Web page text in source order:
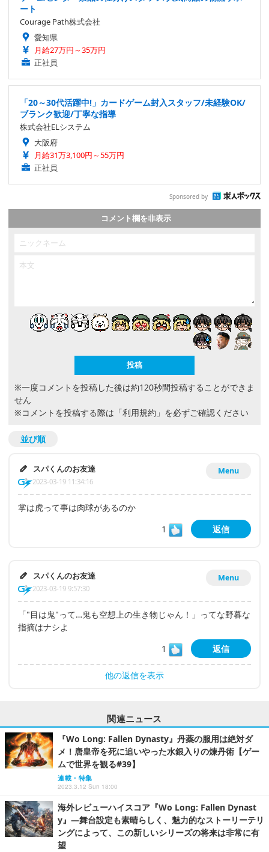
ート
Courage Path株式会社
愛知県
月給27万円～35万円
正社員
「20～30代活躍中!」カードゲーム封入スタッフ/未経験OK/
ブランク歓迎/丁寧な指導
株式会社ELシステム
大阪府
月給31万3,100円～55万円
正社員
Sponsored by
コメント欄を非表示
※一度コメントを投稿した後は約120秒間投稿することができま
せん
※コメントを投稿する際は 「利用規約」 を必ずご確認ください
並び順
Menu
スパくんのお友達
2023-03-19 11:34:16
掌は虎って事は肉球があるのか
1
返信
Menu
スパくんのお友達
2023-03-19 9:57:30
「"目は鬼"って…鬼も空想上の生き物じゃん！」ってな野暮な
指摘はナシよ
1
返信
他の返信を表示
関連ニュース
『Wo Long: Fallen Dynasty』丹薬の服用は絶対ダ
メ！唐皇帝を死に追いやった水銀入りの煉丹術【ゲー
ムで世界を観る#39】
連載・特集
2023.3.12 Sun 18:00
海外レビューハイスコア『Wo Long: Fallen Dynast
y』―舞台設定も素晴らしく、魅力的なストーリーテリ
ングによって、この新しいシリーズの将来は非常に有
望